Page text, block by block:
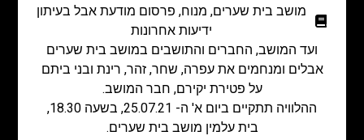
מושב בית שערים, מנוח, פרסום מודעת אבל בעיתון
ידיעות אחרונות
ועד המושב, החברים והתושבים במושב בית שערים
אבלים ומנחמים את עפרה, שחר, זהר, רינת ובני ביתם
על פטירת יקירם, חבר המושב.
ההלוויה תתקיים ביום א' ה- 25.07.21, בשעה 18.30,
בית עלמין מושב בית שערים.